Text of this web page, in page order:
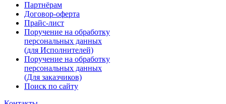
Партнёрам
Договор-оферта
Прайс-лист
Поручение на обработку
персональных данных
(для Исполнителей)
Поручение на обработку
персональных данных
(Для заказчиков)
Поиск по сайту